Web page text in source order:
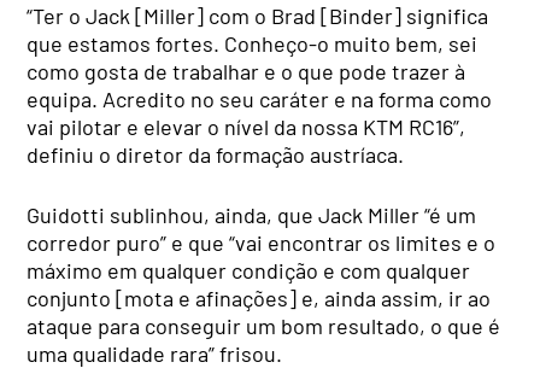
“Ter o Jack [Miller] com o Brad [Binder] significa
que estamos fortes. Conheço-o muito bem, sei
como gosta de trabalhar e o que pode trazer à
equipa. Acredito no seu caráter e na forma como
vai pilotar e elevar o nível da nossa KTM RC16”,
definiu o diretor da formação austríaca.
Guidotti sublinhou, ainda, que Jack Miller “é um
corredor puro” e que “vai encontrar os limites e o
máximo em qualquer condição e com qualquer
conjunto [mota e afinações] e, ainda assim, ir ao
ataque para conseguir um bom resultado, o que é
uma qualidade rara” frisou.